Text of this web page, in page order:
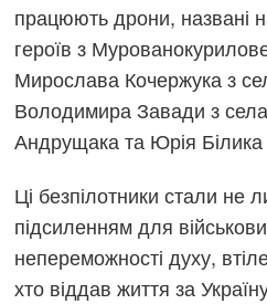
працюють дрони, названі
героїв з
Мирослава Кочержука з
Володимира Завади з
Андрущака та Юрія
Ці безпілотники стали не
підсиленням для
непереможності духу,
хто віддав життя за